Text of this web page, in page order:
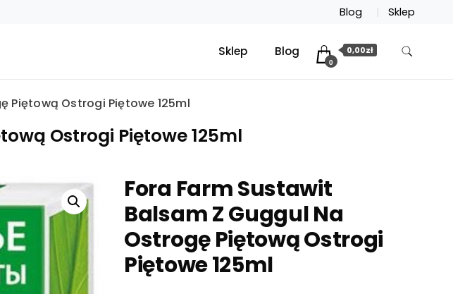
Blog Sklep
Sklep Blog
0
0,00zł
Piętową Ostrogi Piętowe 125ml
Ostrogi Piętowe 125ml
Fora Farm Sustawit
Balsam Z Guggul Na
Ostrogę Piętową Ostrogi
Piętowe 125ml